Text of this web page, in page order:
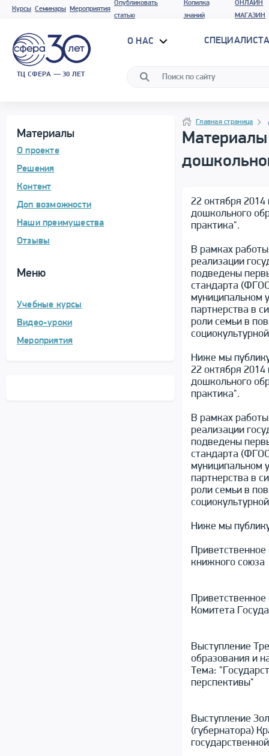
Курсы Семинары Мероприятия
Опубликовать
статью
Копилка
знаний
ОНЛАЙН
МАГАЗИН
ТЦ СФЕРА — 30 ЛЕТ
О НАС
Материалы
О проекте
Решения
Контент
Доп возможности
Наши преимущества
Отзывы
Меню
Учебные курсы
Видео-уроки
Мероприятия
Программа материала
Навигация
НавигацияГлавная страница
Материалы
22 октября
дошкольного
практика".
В рамках
реализации
подведены
стандарта
муниципальном
партнерства в
роли семьи в
Ниже мы
22 октября
дошкольного
практика".
В рамках
реализации
подведены
стандарта
муниципальном
партнерства в
роли семьи в
Ниже мы
книжного союза
Комитета
Выступление
образования и
Тема:
перспективы"
Выступление
(губернатора)